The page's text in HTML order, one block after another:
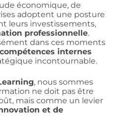
économique, de
adoptent une posture
leurs investissements,
professionnelle.
dans ces moments
internes
incontournable.
, nous sommes
ne doit pas être
mais comme un levier
et de